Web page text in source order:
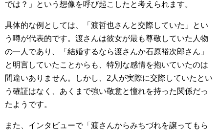
では？」という想像を呼び起こしたと考えられます。
具体的な例としては、「渡哲也さんと交際していた」とい
う噂が代表的です。渡さんは彼女が最も尊敬していた人物
の一人であり、「結婚するなら渡さんか石原裕次郎さん」
と明言していたことからも、特別な感情を抱いていたのは
間違いありません。しかし、2人が実際に交際していたとい
う確証はなく、あくまで強い敬意と憧れを持った関係だっ
たようです。
また、インタビューで「渡さんからみちづれを譲ってもら